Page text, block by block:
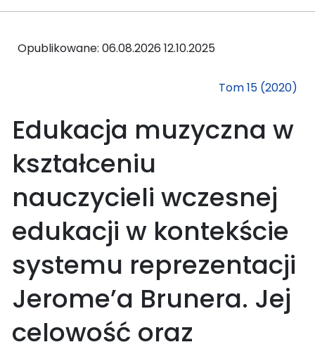
Opublikowane: 06.08.2026 12.10.2025
Tom 15 (2020)
Edukacja muzyczna w
kształceniu
nauczycieli wczesnej
edukacji w kontekście
systemu reprezentacji
Jerome’a Brunera. Jej
celowość oraz